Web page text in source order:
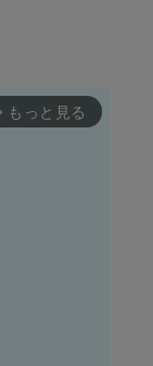
もっと見る